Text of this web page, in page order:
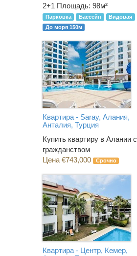
2+1 Площадь: 98м²
Парковка Бассейн
Видовая
До моря 150м
Квартира - Saray, Алания,
Анталия, Турция
Купить квартиру в Алании с
гражданством
Цена €743,000
Срочно
Квартира - Центр, Кемер,